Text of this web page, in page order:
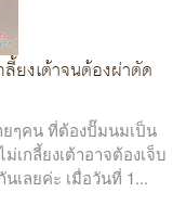
งเต้าจนต้องผ่าตัด
ๆคน ที่ต้องปั๊มนมเป็น
กลี้ยงเต้าอาจต้องเจ็บ
เลยค่ะ เมื่อวันที่ 1...